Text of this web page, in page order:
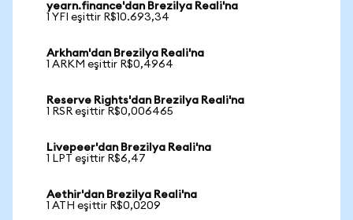
yearn.finance'dan Brezilya Reali'na
1 YFI eşittir R$10.693,34
Arkham'dan Brezilya Reali'na
1 ARKM eşittir R$0,4964
Reserve Rights'dan Brezilya Reali'na
1 RSR eşittir R$0,006465
Livepeer'dan Brezilya Reali'na
1 LPT eşittir R$6,47
Aethir'dan Brezilya Reali'na
1 ATH eşittir R$0,0209